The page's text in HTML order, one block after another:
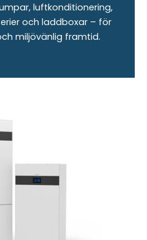
luftkonditionering,
och laddboxar – för
miljövänlig framtid.